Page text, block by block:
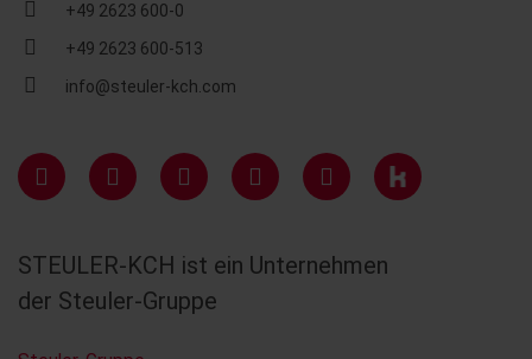
+49 2623 600-0
+49 2623 600-513
info@steuler-kch.com
STEULER-KCH ist ein Unternehmen
der Steuler-Gruppe